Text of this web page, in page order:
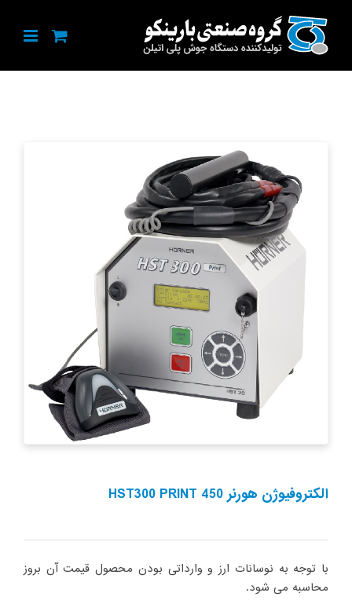
content
الکتروفیوژن هورنر HST300 PRINT 450
با توجه به نوسانات ارز و وارداتی بودن محصول قیمت آن بروز
محاسبه می شود.